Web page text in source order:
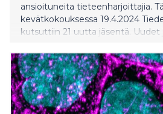
ansioituneita tieteenharjoittajia.
kevätkokouksessa 19.4.2024
kutsuttiin 21 uutta jäsentä.